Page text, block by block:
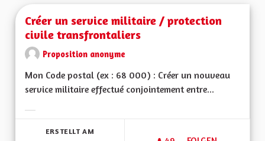
Créer un service militaire / protection
civile transfrontaliers
Proposition anonyme
Mon Code postal (ex : 68 000) : Créer un nouveau
service militaire effectué conjointement entre...
ERSTELLT AM